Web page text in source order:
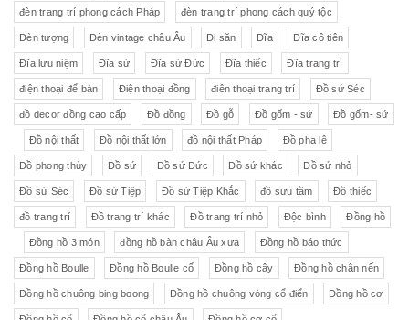
đèn trang trí phong cách Pháp đèn trang trí phong cách quý tộc
Đèn tượng Đèn vintage châu Âu Đi săn Đĩa Đĩa cô tiên
Đĩa lưu niệm Đĩa sứ Đĩa sứ Đức Đĩa thiếc Đĩa trang trí
điện thoại để bàn Điện thoại đồng điên thoại trang trí Đồ sứ Séc
đồ decor đồng cao cấp Đồ đồng Đồ gỗ Đồ gốm - sứ Đồ gốm- sứ
Đồ nội thất Đồ nội thất lớn đồ nội thất Pháp Đồ pha lê
Đồ phong thủy Đồ sứ Đồ sứ Đức Đồ sứ khác Đồ sứ nhỏ
Đồ sứ Séc Đồ sứ Tiệp Đồ sứ Tiệp Khắc đồ sưu tầm Đồ thiếc
đồ trang trí Đồ trang trí khác Đồ trang trí nhỏ Độc bình Đồng hồ
Đồng hồ 3 món đồng hồ bàn châu Âu xưa Đồng hồ báo thức
Đồng hồ Boulle Đồng hồ Boulle cổ Đồng hồ cây Đồng hồ chân nến
Đồng hồ chuông bing boong Đồng hồ chuông vòng cổ điển Đồng hồ cơ